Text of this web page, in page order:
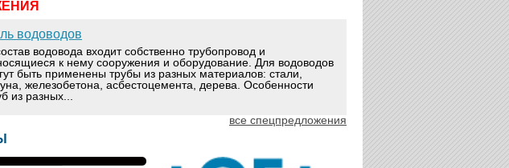
водоводов
водовода входит собственно трубопровод и
к нему сооружения и оборудование. Для водоводов
быть применены трубы из разных материалов: стали,
железобетона, асбестоцемента, дерева. Особенности
из разных...
все спецпредложения